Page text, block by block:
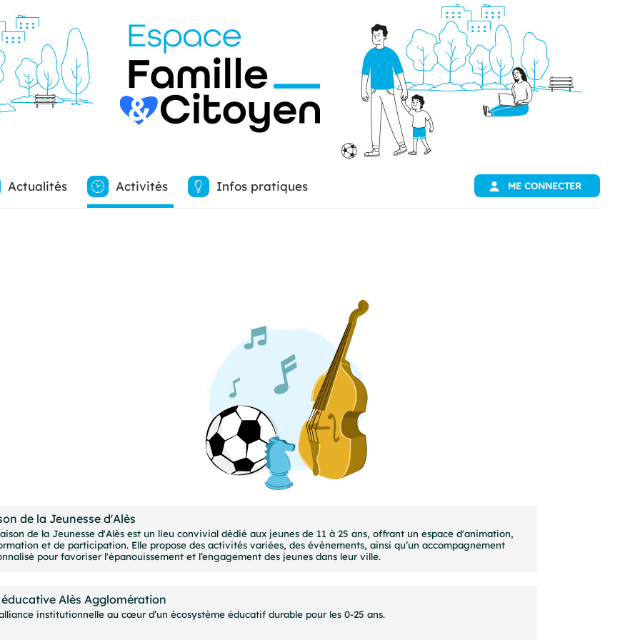
Actualités Activités Infos pratiques ME CONNECTER
de la Jeunesse d'Alès
de la Jeunesse d'Alès est un lieu convivial dédié aux jeunes de 11 à 25 ans, offrant un espace d'animation,
et de participation. Elle propose des activités variées, des événements, ainsi qu’un accompagnement
pour favoriser l'épanouissement et l’engagement des jeunes dans leur ville.
Alès Agglomération
institutionnelle au cœur d’un écosystème éducatif durable pour les 0-25 ans.